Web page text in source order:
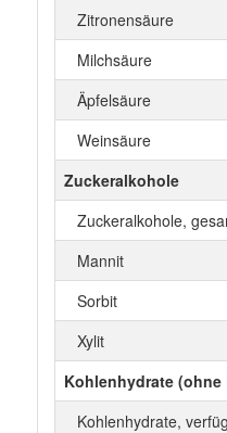
Zitronensäure
Milchsäure
Äpfelsäure
Weinsäure
Zuckeralkohole
Zuckeralkohole,
Mannit
Sorbit
Xylit
Kohlenhydrate
Kohlenhydrate,